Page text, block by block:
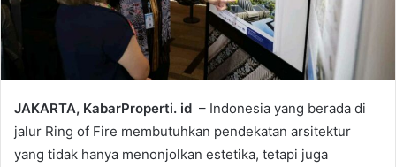
JAKARTA, KabarProperti. id – Indonesia yang berada di
jalur Ring of Fire membutuhkan pendekatan arsitektur
yang tidak hanya menonjolkan estetika, tetapi juga